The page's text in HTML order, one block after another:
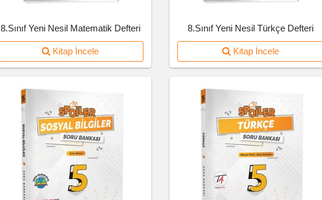
8.Sınıf Yeni Nesil Matematik Defteri
Kitap İncele
8.Sınıf Yeni Nesil Türkçe Defteri
Kitap İncele